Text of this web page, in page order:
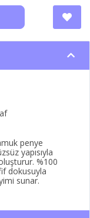
penye
yapısıyla
%100
dokusuyla
sunar.